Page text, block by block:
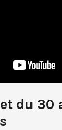
du 30